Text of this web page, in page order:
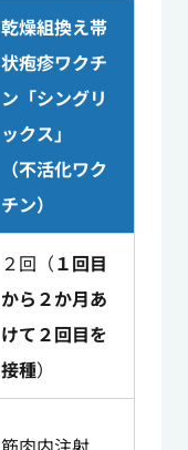
乾燥組換え帯
状疱疹ワクチ
ン「シングリ
ックス」
（不活化ワク
チン）
２回（１回目
から２か月あ
けて２回目を
接種）